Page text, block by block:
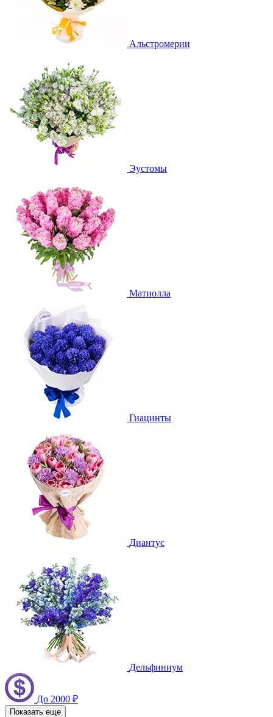
Альстромерии
Эустомы
Матиолла
Гиацинты
Диантус
Дельфиниум
До 2000 ₽
Показать еще